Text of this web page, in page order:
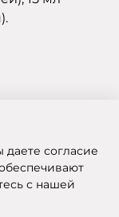
КОСМЕТИКИ
согласие
с нашей